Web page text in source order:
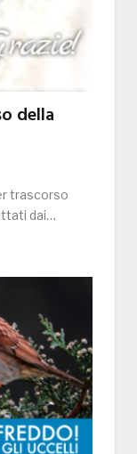
della
trascorso
dai…